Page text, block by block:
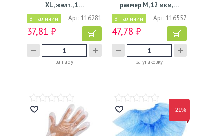
XL, желт., 1…
В наличии Арт: 116281
37,81 ₽
за пару
размер М, 12 мкм,…
В наличии Арт: 116557
47,78 ₽
за упаковку
−21%